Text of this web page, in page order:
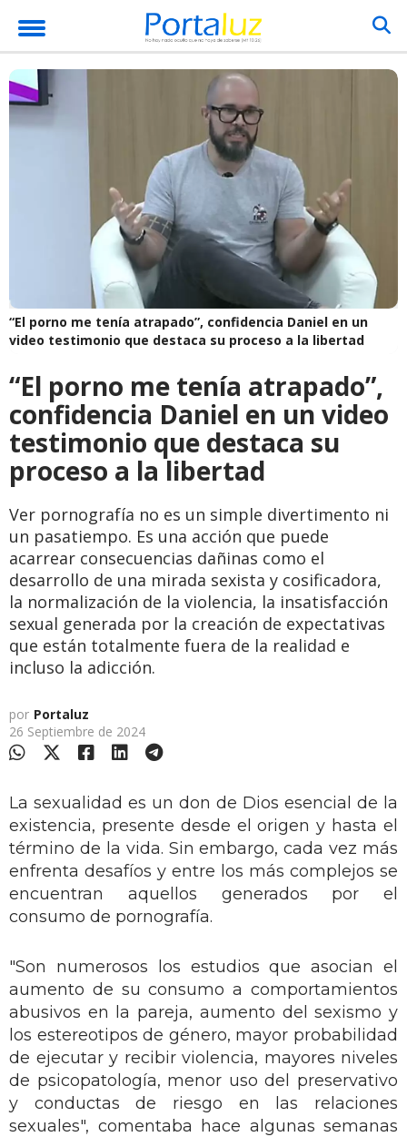
“El porno me tenía atrapado”, confidencia Daniel en un
video testimonio que destaca su proceso a la libertad
“El porno me tenía atrapado”,
confidencia Daniel en un video
testimonio que destaca su
proceso a la libertad
Ver pornografía no es un simple divertimento ni
un pasatiempo. Es una acción que puede
acarrear consecuencias dañinas como el
desarrollo de una mirada sexista y cosificadora,
la normalización de la violencia, la insatisfacción
sexual generada por la creación de expectativas
que están totalmente fuera de la realidad e
incluso la adicción.
por Portaluz
26 Septiembre de 2024
La sexualidad es un don de Dios esencial de la
existencia, presente desde el origen y hasta el
término de la vida. Sin embargo, cada vez más
enfrenta desafíos y entre los más complejos se
encuentran aquellos generados por el
consumo de pornografía.
"Son numerosos los estudios que asocian el
aumento de su consumo a comportamientos
abusivos en la pareja, aumento del sexismo y
los estereotipos de género, mayor probabilidad
de ejecutar y recibir violencia, mayores niveles
de psicopatología, menor uso del preservativo
y conductas de riesgo en las relaciones
sexuales", comentaba hace algunas semanas